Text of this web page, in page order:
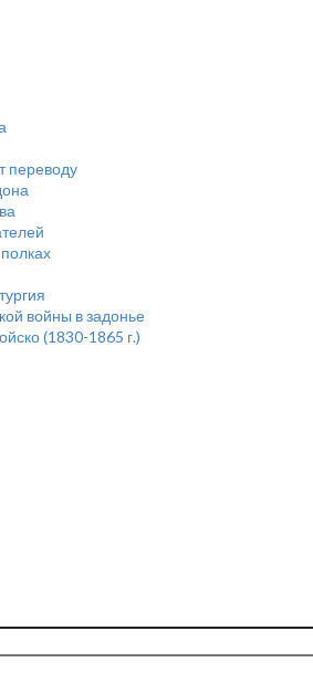
переводу
войны в задонье
(1830-1865 г.)